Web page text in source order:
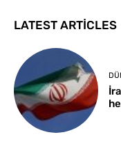
LATEST ARTICLES